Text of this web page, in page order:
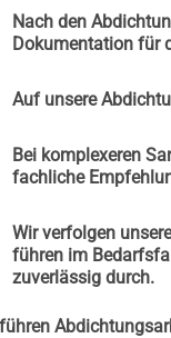
Nach den
Dokumentation für
Auf unsere
Bei komplexeren
fachliche
Wir verfolgen
führen im
zuverlässig durch.